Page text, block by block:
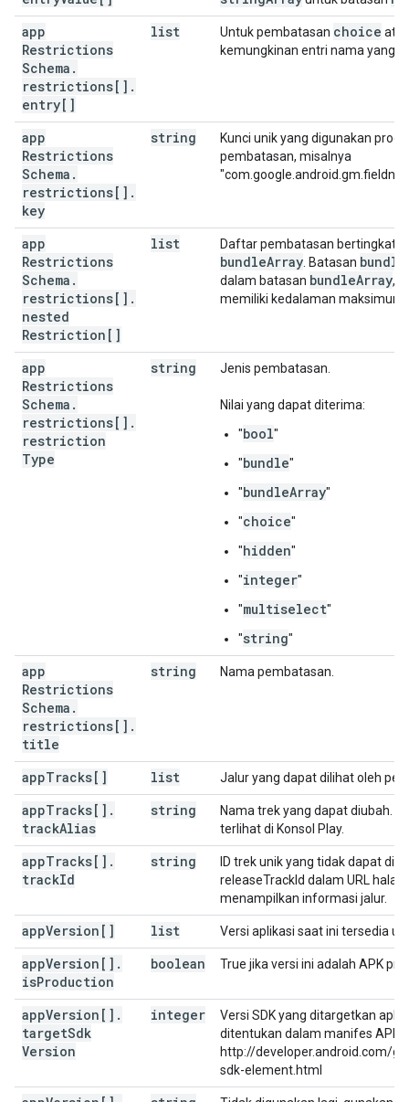
app
Restrictions
Schema .
restrictions[] .
entry[]
list Untuk pembatasan choice
kemungkinan entri nama yang
app
Restrictions
Schema .
restrictions[] .
key
string
Kunci unik yang digunakan
pembatasan, misalnya
app
Restrictions
Schema .
restrictions[] .
nested
Restriction[]
list Daftar pembatasan bertingkat
bundleArray . Batasan bundle
dalam batasan bundleArray,
memiliki kedalaman maksimum
app
Restrictions
Schema .
restrictions[] .
restriction
Type
string Jenis pembatasan.
Nilai yang dapat diterima:
"bool"
"bundle"
"bundleArray"
"choice"
"hidden"
"integer"
"multiselect"
"string"
app
Restrictions
Schema .
restrictions[] .
title
string Nama pembatasan.
appTracks[] list Jalur yang dapat dilihat oleh
appTracks[] .
trackAlias
string
Nama trek yang dapat diubah.
terlihat di Konsol Play.
appTracks[] .
trackId
string
ID trek unik yang tidak dapat
releaseTrackId dalam URL
menampilkan informasi jalur.
appVersion[] list Versi aplikasi saat ini tersedia
appVersion[] .
isProduction
boolean True jika versi ini adalah APK
appVersion[] .
targetSdk
Version
integer
Versi SDK yang ditargetkan
ditentukan dalam manifes APK.
http://developer.android.com/
sdk-element.html